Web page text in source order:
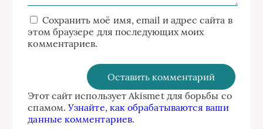
Сохранить моё имя, email и адрес сайта в
этом браузере для последующих моих
комментариев.
Этот сайт использует Akismet для борьбы со
спамом.Узнайте, как обрабатываются ваши
данные комментариев.